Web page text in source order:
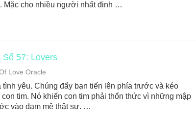
Mặc cho nhiều người nhất định …
57: Lovers
Love Oracle
yêu. Chúng đẩy bạn tiến lên phía trước và kéo
tim. Nó khiến con tim phải thổn thức vì những mập
vào đam mê thật sự. …